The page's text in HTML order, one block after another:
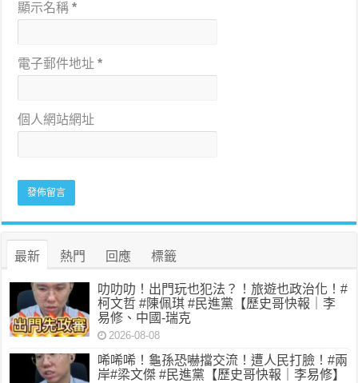
顯示名稱*
電子郵件地址*
個人網站網址
最新 熱門 回應 標籤
叻叻叻！出門玩也犯法？！旅遊也政治化！#
柯文哲 #陳佩琪 #民進黨【歷史哥快報｜李
易修、中國-瑞克
2026-08-08
唏唏唏！龜孫恐嚇擋交流！遭人民打臉！#兩
岸#梁文傑 #民進黨【歷史哥快報｜李易修】